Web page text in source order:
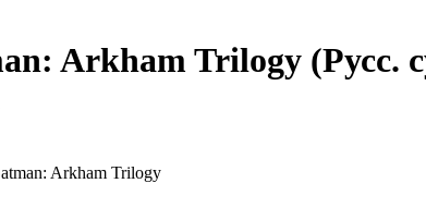
Arkham Trilogy (Русс.
Arkham Trilogy